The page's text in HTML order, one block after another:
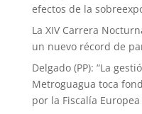
efectos de la
La XIV Carrera
un nuevo récord de
Delgado (PP): “La
Metroguagua toca
por la Fiscalía